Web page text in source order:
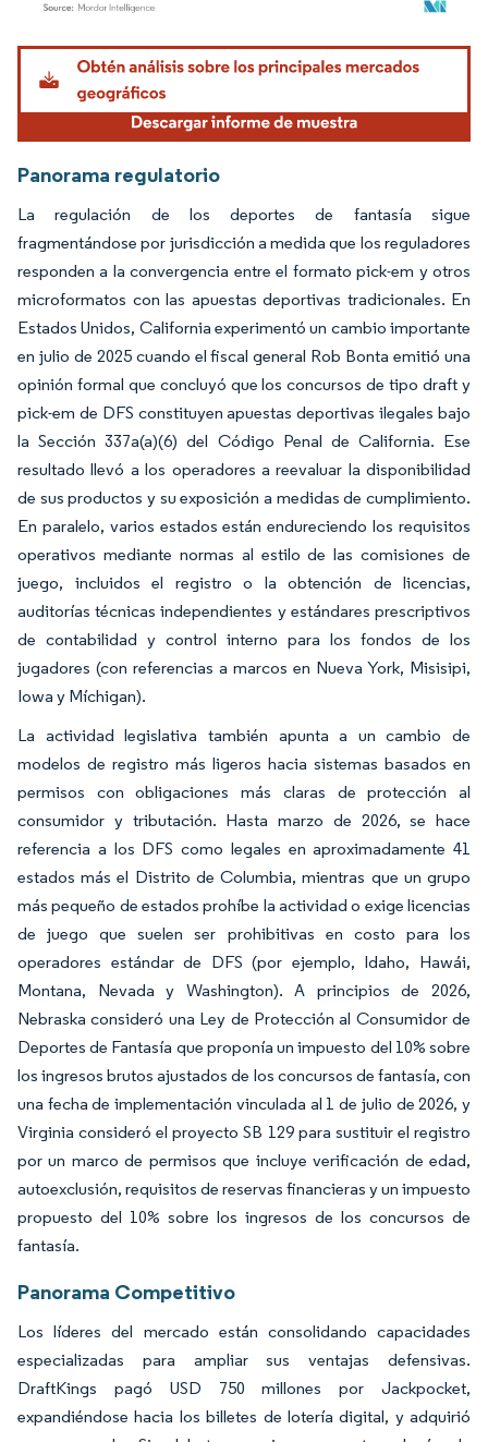
Imagen © Mordor Intelligence. El uso requiere atribución según CC BY 4.0.
Panorama regulatorio
La regulación de los deportes de fantasía sigue
fragmentándose por jurisdicción a medida que los reguladores
responden a la convergencia entre el formato pick-em y otros
microformatos con las apuestas deportivas tradicionales. En
Estados Unidos, California experimentó un cambio importante
en julio de 2025 cuando el fiscal general Rob Bonta emitió una
opinión formal que concluyó que los concursos de tipo draft y
pick-em de DFS constituyen apuestas deportivas ilegales bajo
la Sección 337a(a)(6) del Código Penal de California. Ese
resultado llevó a los operadores a reevaluar la disponibilidad
de sus productos y su exposición a medidas de cumplimiento.
En paralelo, varios estados están endureciendo los requisitos
operativos mediante normas al estilo de las comisiones de
juego, incluidos el registro o la obtención de licencias,
auditorías técnicas independientes y estándares prescriptivos
de contabilidad y control interno para los fondos de los
jugadores (con referencias a marcos en Nueva York, Misisipi,
Iowa y Míchigan).
La actividad legislativa también apunta a un cambio de
modelos de registro más ligeros hacia sistemas basados en
permisos con obligaciones más claras de protección al
consumidor y tributación. Hasta marzo de 2026, se hace
referencia a los DFS como legales en aproximadamente 41
estados más el Distrito de Columbia, mientras que un grupo
más pequeño de estados prohíbe la actividad o exige licencias
de juego que suelen ser prohibitivas en costo para los
operadores estándar de DFS (por ejemplo, Idaho, Hawái,
Montana, Nevada y Washington). A principios de 2026,
Nebraska consideró una Ley de Protección al Consumidor de
Deportes de Fantasía que proponía un impuesto del 10% sobre
los ingresos brutos ajustados de los concursos de fantasía, con
una fecha de implementación vinculada al 1 de julio de 2026, y
Virginia consideró el proyecto SB 129 para sustituir el registro
por un marco de permisos que incluye verificación de edad,
autoexclusión, requisitos de reservas financieras y un impuesto
propuesto del 10% sobre los ingresos de los concursos de
fantasía.
Panorama Competitivo
Los líderes del mercado están consolidando capacidades
especializadas para ampliar sus ventajas defensivas.
DraftKings pagó USD 750 millones por Jackpocket,
expandiéndose hacia los billetes de lotería digital, y adquirió